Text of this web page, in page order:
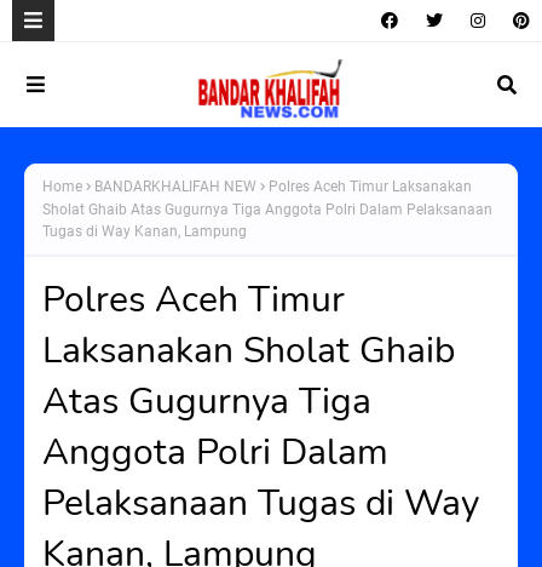
Home BANDARKHALIFAH NEW
Polres Aceh Timur Laksanakan
Sholat Ghaib Atas Gugurnya Tiga Anggota Polri Dalam Pelaksanaan
Tugas di Way Kanan, Lampung
Polres Aceh Timur
Laksanakan Sholat Ghaib
Atas Gugurnya Tiga
Anggota Polri Dalam
Pelaksanaan Tugas di Way
Kanan, Lampung